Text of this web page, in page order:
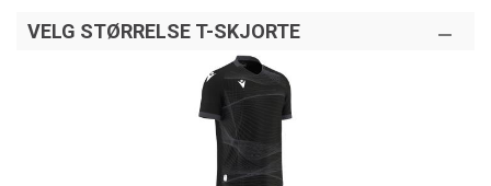
VELG STØRRELSE T-SKJORTE